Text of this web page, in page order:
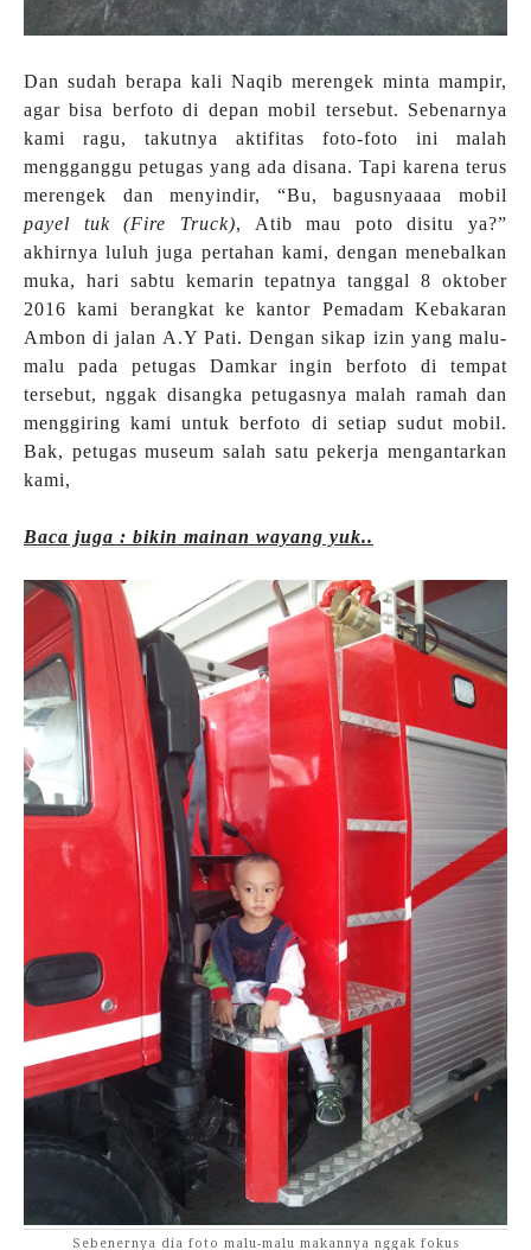
Dan sudah berapa kali Naqib merengek minta mampir,
agar bisa berfoto di depan mobil tersebut. Sebenarnya
kami ragu, takutnya aktifitas foto-foto ini malah
mengganggu petugas yang ada disana. Tapi karena terus
merengek dan menyindir, “Bu, bagusnyaaaa mobil
payel tuk (Fire Truck), Atib mau poto disitu ya?”
akhirnya luluh juga pertahan kami, dengan menebalkan
muka, hari sabtu kemarin tepatnya tanggal 8 oktober
2016 kami berangkat ke kantor Pemadam Kebakaran
Ambon di jalan A.Y Pati. Dengan sikap izin yang malu-
malu pada petugas Damkar ingin berfoto di tempat
tersebut, nggak disangka petugasnya malah ramah dan
menggiring kami untuk berfoto di setiap sudut mobil.
Bak, petugas museum salah satu pekerja mengantarkan
kami,
Baca juga : bikin mainan wayang yuk..
Sebenernya dia foto malu-malu makannya nggak fokus